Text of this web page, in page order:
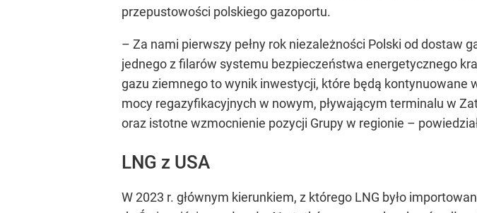
przepustowości polskiego gazoportu.
– Za nami pierwszy pełny rok niezależności Polski od dostaw
jednego z filarów systemu bezpieczeństwa energetycznego
gazu ziemnego to wynik inwestycji, które będą kontynuowane
mocy regazyfikacyjnych w nowym, pływającym terminalu w
oraz istotne wzmocnienie pozycji Grupy w regionie –
LNG z USA
W 2023 r. głównym kierunkiem, z którego LNG było